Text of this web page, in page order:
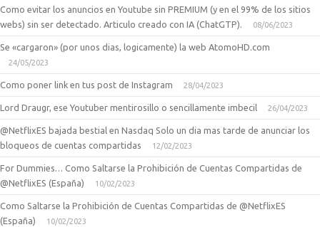
Como evitar los anuncios en Youtube sin PREMIUM (y en el 99% de los sitios
webs) sin ser detectado. Articulo creado con IA (ChatGTP).
08/06/2023
Se «cargaron» (por unos dias, logicamente) la web AtomoHD.com
24/05/2023
Como poner link en tus post de Instagram 28/04/2023
Lord Draugr, ese Youtuber mentirosillo o sencillamente imbecil 26/04/2023
@NetflixES bajada bestial en Nasdaq Solo un dia mas tarde de anunciar los
bloqueos de cuentas compartidas
12/02/2023
For Dummies… Como Saltarse la Prohibición de Cuentas Compartidas de
@NetflixES (España)
10/02/2023
Como Saltarse la Prohibición de Cuentas Compartidas de @NetflixES
(España)
10/02/2023